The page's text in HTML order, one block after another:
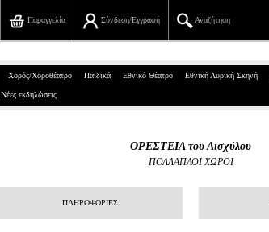
Αναζήτηση
Σύνδεση/Εγγραφή
Παραγγελία
Πανεπιστημίου 39, Αθήνα
Αναζήτηση
Χορός/Χοροθέατρο Παιδικά Εθνικό Θέατρο Εθνική Λυρική Σκηνή
Νέες εκδηλώσεις
ΟΡΕΣΤΕΙΑ του Αισχύλου
ΠΟΛΛΑΠΛΟΙ ΧΩΡΟΙ
ΠΛΗΡΟΦΟΡΙΕΣ